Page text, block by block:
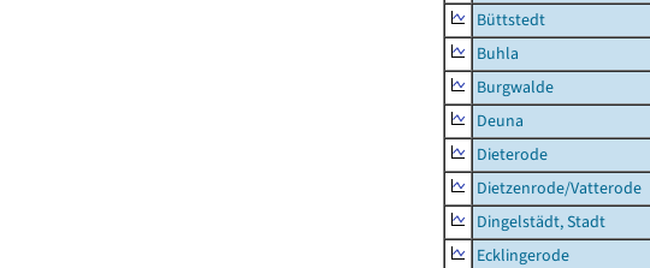
Büttstedt
Buhla
Burgwalde
Deuna
Dieterode
Dietzenrode/Vatterode
Dingelstädt, Stadt
Ecklingerode